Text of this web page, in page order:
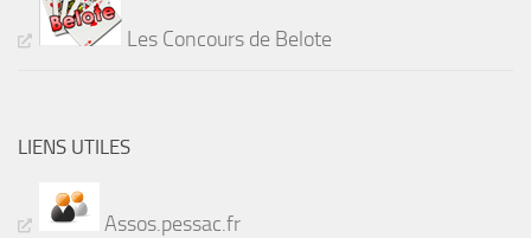
Les Concours de Belote
LIENS UTILES
Assos.pessac.fr